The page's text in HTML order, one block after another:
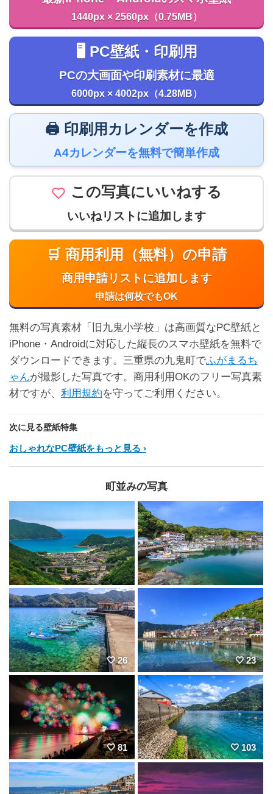
1440px × 2560px（0.75MB）
🖥️ PC壁紙・印刷用
PCの大画面や印刷素材に最適
6000px × 4002px（4.28MB）
🖨️ 印刷用カレンダーを作成
A4カレンダーを無料で簡単作成
この写真にいいねする
いいねリストに追加します
🛒 商用利用（無料）の申請
商用申請リストに追加します
申請は何枚でもOK
無料の写真素材「旧九鬼小学校」は高画質なPC壁紙と
iPhone・Androidに対応した縦長のスマホ壁紙を無料で
ダウンロードできます。三重県の九鬼町でふがまるち
ゃんが撮影した写真です。商用利用OKのフリー写真素
材ですが、 利用規約を守ってご利用ください。
次に見る壁紙特集
おしゃれなPC壁紙をもっと見る
町並みの写真
26 23
81 103